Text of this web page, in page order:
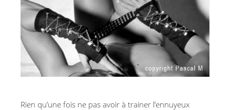
Rien qu’une fois ne pas avoir à trainer l’ennuyeux